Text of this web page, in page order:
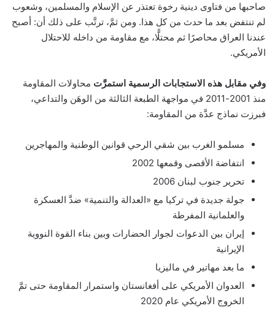
صاحبها من فتاوى دينية رخوة تعتذر عن الإسلام والمسلمين، وشعوب
لم تنتفض بعد ما حدث من كل هذا. ومن ثمَّ، ترتَّب على ذلك أن: أصبح
عندنا العراق محاصرًا ثم محتلًّا، مع مقاومة من داخله للاحتلال
الأمريكي.
وفي مقابل هذه الاستجابات الرسمية استمرَّت محاولات المقاومة
منذ 2001-2011 في مواجهة الطبعة الثالثة من الوهَن والتداعي،
فبرزت نماذج عدَّة من المقاومة:
مسلمو الغرب بين شقي الرحي قوانين الوطنية والمهاجرين
انتفاضة الأقصى وقمعها 2002
تحرير جنوب لبنان 2006
جولة جديدة في تركيا مع «العدالة والتنمية» ضدَّ العسكرة
والعلمانية المفرطة
إيران بين الدعوات لجوار الحضارات وبين بناء القوة النووية
الإيرانية
ما بعد مهاتير في ماليزيا
العدوان الأمريكي على أفغانستان واستمرار المقاومة حتى تمَّ
الخروج الأمريكي عام 2020